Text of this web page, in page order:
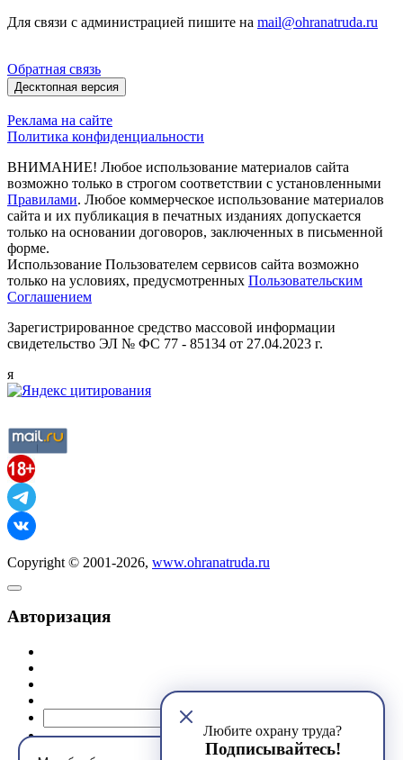
Любите охрану труда?
Подписывайтесь!
Для связи с администрацией пишите на mail@ohranatruda.ru
Обратная связь
Десктопная версия
Реклама на сайте
Политика конфиденциальности
ВНИМАНИЕ! Любое использование материалов сайта
возможно только в строгом соответствии с установленными
Правилами. Любое коммерческое использование материалов
сайта и их публикация в печатных изданиях допускается
только на основании договоров, заключенных в письменной
форме.
Использование Пользователем сервисов сайта возможно
только на условиях, предусмотренных Пользовательским
Соглашением
Зарегистрированное средство массовой информации
свидетельство ЭЛ № ФС 77 - 85134 от 27.04.2023 г.
я
Copyright © 2001-2026, www.ohranatruda.ru
Авторизация